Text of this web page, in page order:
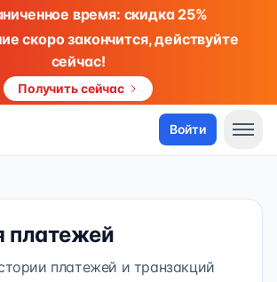
время: скидка 25%
скоро закончится, действуйте
сейчас!
Получить сейчас
Войти
платежей
платежей и транзакций